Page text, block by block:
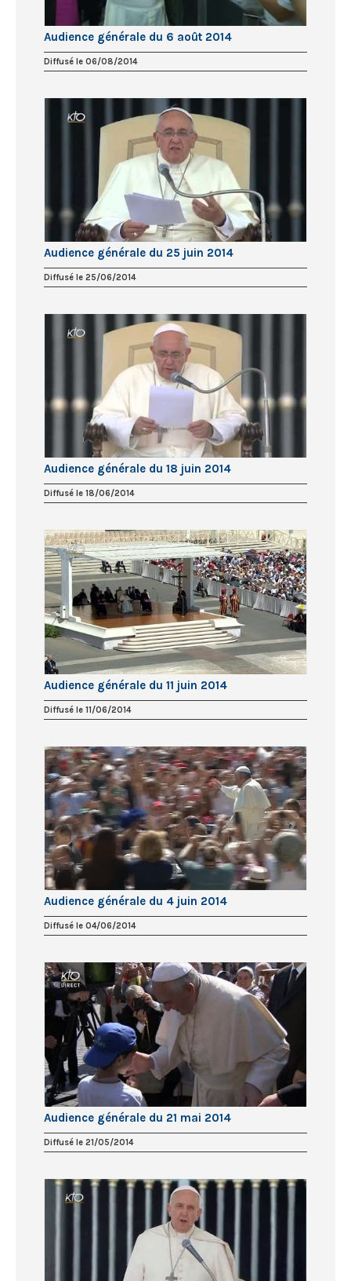
Audience générale du 6 août 2014
Diffusé le 06/08/2014
Audience générale du 25 juin 2014
Diffusé le 25/06/2014
Audience générale du 18 juin 2014
Diffusé le 18/06/2014
Audience générale du 11 juin 2014
Diffusé le 11/06/2014
Audience générale du 4 juin 2014
Diffusé le 04/06/2014
Audience générale du 21 mai 2014
Diffusé le 21/05/2014